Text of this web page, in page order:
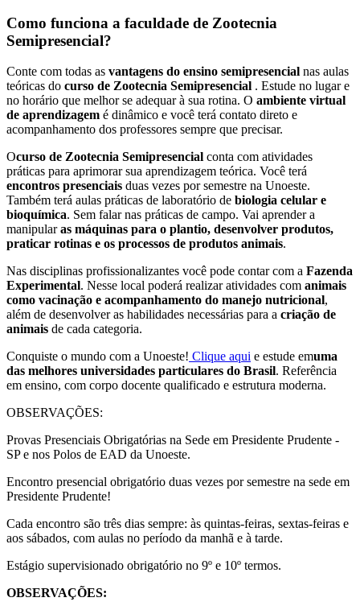
Como funciona a faculdade de Zootecnia
Semipresencial?
Conte com todas as vantagens do ensino semipresencial nas aulas
teóricas do curso de Zootecnia Semipresencial . Estude no lugar e
no horário que melhor se adequar à sua rotina. O ambiente virtual
de aprendizagem é dinâmico e você terá contato direto e
acompanhamento dos professores sempre que precisar.
Ocurso de Zootecnia Semipresencial conta com atividades
práticas para aprimorar sua aprendizagem teórica. Você terá
encontros presenciais duas vezes por semestre na Unoeste.
Também terá aulas práticas de laboratório de biologia celular e
bioquímica. Sem falar nas práticas de campo. Vai aprender a
manipularas máquinas para o plantio, desenvolver produtos,
praticar rotinas e os processos de produtos animais.
Nas disciplinas profissionalizantes você pode contar com a Fazenda
Experimental. Nesse local poderá realizar atividades com animais
como vacinação e acompanhamento do manejo nutricional,
além de desenvolver as habilidades necessárias para a criação de
animais de cada categoria.
Conquiste o mundo com a Unoeste! Clique aqui e estude emuma
das melhores universidades particulares do Brasil. Referência
em ensino, com corpo docente qualificado e estrutura moderna.
OBSERVAÇÕES:
Provas Presenciais Obrigatórias na Sede em Presidente Prudente -
SP e nos Polos de EAD da Unoeste.
Encontro presencial obrigatório duas vezes por semestre na sede em
Presidente Prudente!
Cada encontro são três dias sempre: às quintas-feiras, sextas-feiras e
aos sábados, com aulas no período da manhã e à tarde.
Estágio supervisionado obrigatório no 9º e 10º termos.
OBSERVAÇÕES: